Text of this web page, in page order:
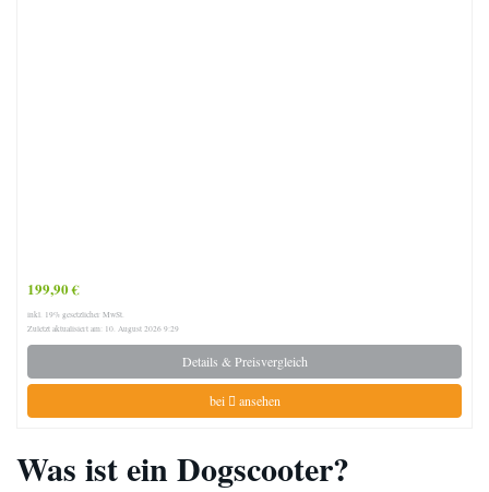
199,90 €
inkl. 19% gesetzlicher MwSt.
Zuletzt aktualisiert am: 10. August 2026 9:29
Details & Preisvergleich
bei ansehen
Was ist ein Dogscooter?